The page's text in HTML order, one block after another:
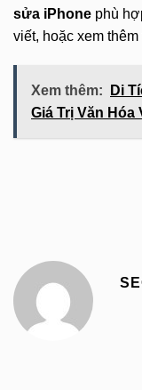
sửa iPhone phù
viết, hoặc xem thêm
Xem thêm:
Di
Giá Trị Văn